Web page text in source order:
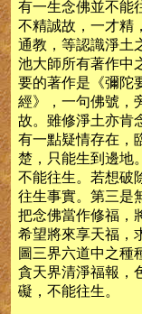
有一生念佛並不能
不精誠故，一才精
通教，等認識淨土
池大師所有著作中
要的著作是《彌陀
經》，一句佛號，
故。雖修淨土亦肯
有一點疑情存在，
楚，只能生到邊地
不能往生。若想破
往生事實。第三是
把念佛當作修福，
希望將來享天福，
圖三界六道中之種
貪天界清淨福報，
礙，不能往生。